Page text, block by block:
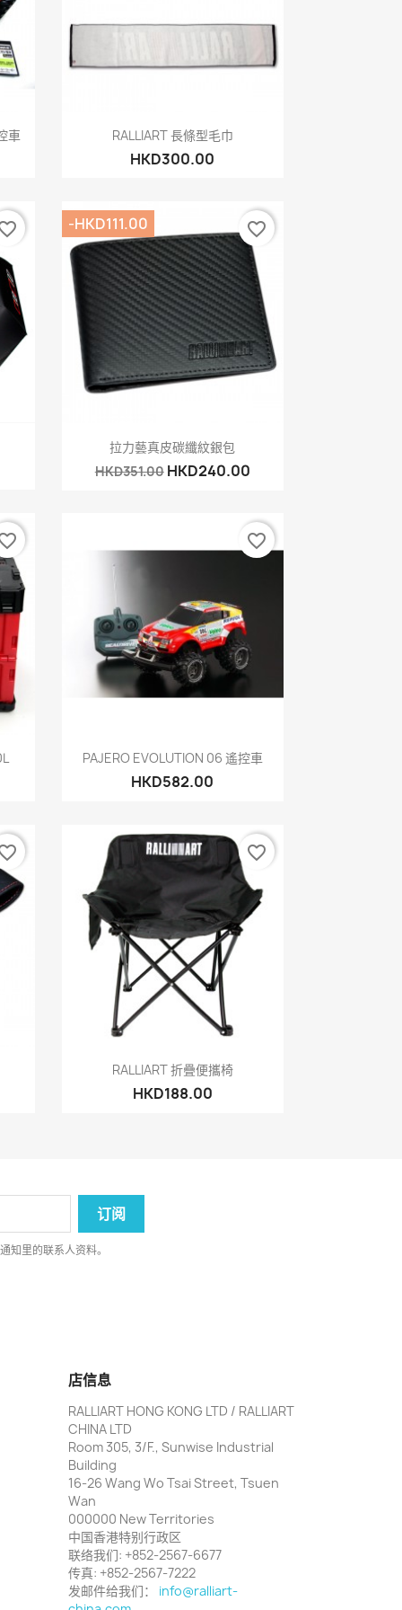
車 快速查看
RALLIART 長條型毛巾
HKD300.00
快速查看
拉力藝真皮碳纖紋銀包
HKD351.00 HKD240.00
-HKD111.00 favorite_border
快速查看
PAJERO EVOLUTION 06 遙控車
HKD582.00
favorite_border
快速查看
RALLIART 折疊便攜椅
HKD188.00
favorite_border
知里的联系人资料。
店信息
RALLIART HONG KONG LTD / RALLIART
CHINA LTD
Room 305, 3/F., Sunwise Industrial
Building
16-26 Wang Wo Tsai Street, Tsuen
Wan
000000 New Territories
中国香港特别行政区
联络我们: +852-2567-6677
传真: +852-2567-7222
发邮件给我们： info@ralliart-